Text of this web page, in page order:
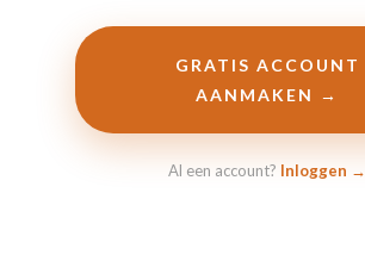
GRATIS ACCOUNT
AANMAKEN →
Al een account? Inloggen →